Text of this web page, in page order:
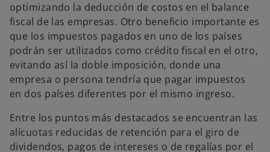
optimizando la deducción de costos en el balance
fiscal de las empresas. Otro beneficio importante es
que los impuestos pagados en uno de los países
podrán ser utilizados como crédito fiscal en el otro,
evitando así la doble imposición, donde una
empresa o persona tendría que pagar impuestos
en dos países diferentes por el mismo ingreso.
Entre los puntos más destacados se encuentran las
alícuotas reducidas de retención para el giro de
dividendos, pagos de intereses o de regalías por el